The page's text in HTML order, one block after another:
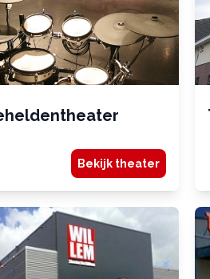
Bekijk theater